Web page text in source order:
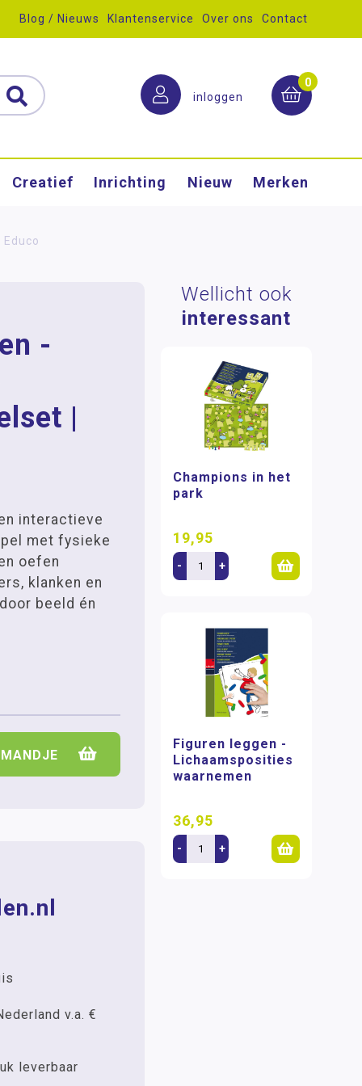
Blog / Nieuws Klantenservice Over ons Contact
inloggen
0
Creatief Inrichting Nieuw Merken
-
|
interactieve
met fysieke
oefen
klanken en
beeld én
v.a. €
leverbaar
Wellicht ook
interessant
Champions in het
park
19,95
- +
Figuren leggen -
Lichaamsposities
waarnemen
36,95
- +